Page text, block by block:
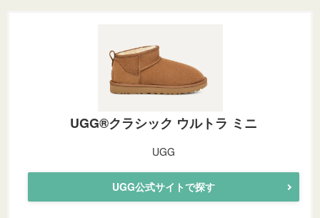
UGG®クラシック ウルトラ ミニ
UGG
UGG公式サイトで探す